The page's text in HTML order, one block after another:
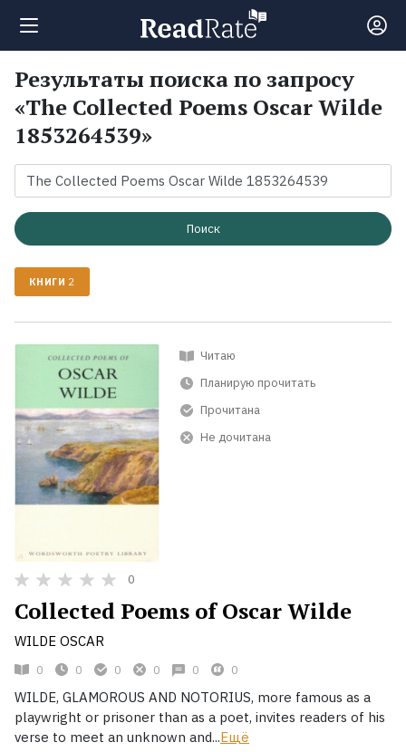
Поиск
Новости
Рейтинги
Экранизации
Коллекции
Результаты поиска по запросу
«The Collected Poems Oscar Wilde
1853264539»
Поиск
КНИГИ 2
Читаю
Планирую прочитать
Прочитана
Не дочитана
0
Collected Poems of Oscar Wilde
WILDE OSCAR
0 0 0 0 0 0
WILDE, GLAMOROUS AND NOTORIUS, more famous as a
playwright or prisoner than as a poet, invites readers of his
verse to meet an unknown and...Ещё